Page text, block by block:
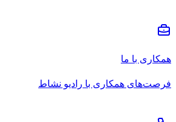
همکاری با ما
فرصت‌های همکاری با رادیو نشاط